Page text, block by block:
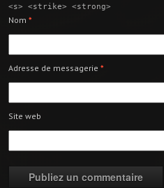
<s> <strike> <strong>
Nom *
Adresse de messagerie *
Site web